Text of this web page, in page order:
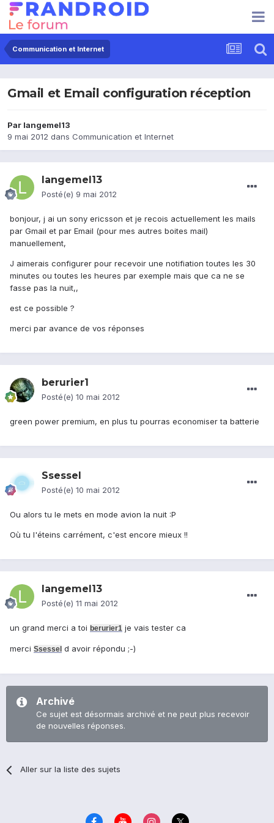
Communication et Internet
Gmail et Email configuration réception
Par langemel13
9 mai 2012 dans Communication et Internet
langemel13
Posté(e) 9 mai 2012
bonjour, j ai un sony ericsson et je recois actuellement les mails
par Gmail et par Email (pour mes autres boites mail)
manuellement,
J aimerais configurer pour recevoir une notifiation toutes les 30
minutes ou toutes les heures par exemple mais que ca ne se
fasse pas la nuit,,
est ce possible ?
merci par avance de vos réponses
berurier1
Posté(e) 10 mai 2012
green power premium, en plus tu pourras economiser ta batterie
Ssessel
Posté(e) 10 mai 2012
Ou alors tu le mets en mode avion la nuit :P
Où tu l'éteins carrément, c'est encore mieux !!
langemel13
Posté(e) 11 mai 2012
un grand merci a toi berurier1 je vais tester ca
merci Ssessel d avoir répondu ;-)
Archivé
Ce sujet est désormais archivé et ne peut plus recevoir
de nouvelles réponses.
Aller sur la liste des sujets